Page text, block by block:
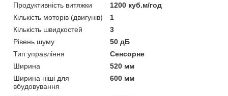
Продуктивність витяжки
1200 куб.м/год
Кількість моторів (двигунів)
1
Кількість швидкостей
3
Рівень шуму
50 дБ
Тип управління
Сенсорне
Ширина
520 мм
Ширина ніші для
вбудовування
600 мм